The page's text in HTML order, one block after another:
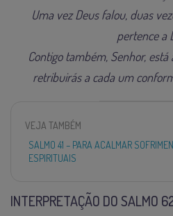
Uma vez Deus falou, duas
pertence a
Contigo também, Senhor,
retribuirás a cada um
VEJA TAMBÉM
SALMO 41 – PARA ACALMAR
ESPIRITUAIS
INTERPRETAÇÃO DO SALMO